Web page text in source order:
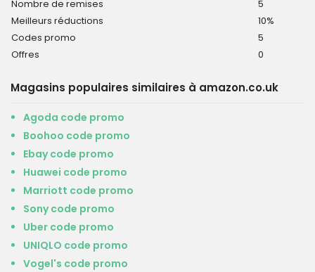
Nombre de remises
5
Meilleurs réductions
10%
Codes promo
5
Offres
0
Magasins populaires similaires à amazon.co.uk
Agoda code promo
Boohoo code promo
Ebay code promo
Huawei code promo
Marriott code promo
Sony code promo
Uber code promo
UNIQLO code promo
Vogel's code promo